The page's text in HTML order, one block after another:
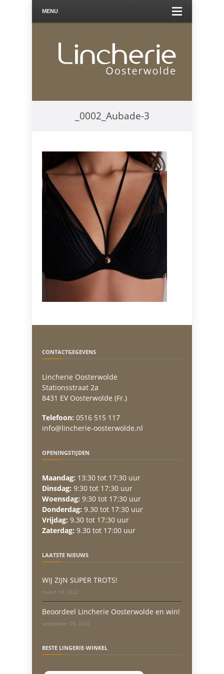
MENU
_0002_Aubade-3
CONTACTGEGEVENS
Lincherie Oosterwolde
Stationsstraat 2a
8431 EV Oosterwolde (Fr.)
Telefoon: 0516 515 117
info@lincherie-oosterwolde.nl
OPENINGSTIJDEN
Maandag: 13:30 tot 17:30 uur
Dinsdag: 9:30 tot 17:30 uur
Woensdag: 9:30 tot 17:30 uur
Donderdag: 9.30 tot 17:30 uur
Vrijdag: 9.30 tot 17:30 uur
Zaterdag: 9.30 tot 17:00 uur
LAATSTE NIEUWS
WIJ ZIJN SUPER TROTS!
maart 14, 2022
Beoordeel Lincherie Oosterwolde en win!
september 28, 2020
BESTE LINGERIE-WINKEL